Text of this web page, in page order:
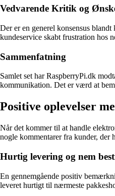
Vedvarende Kritik og
Der er en generel konsensus
kundeservice skabt frustration hos
Sammenfatning
Samlet set har RaspberryPi.dk
kommunikation. Det er værd at
Positive oplevelser
Når det kommer til at handle
nogle kommentarer fra kunder, der
Hurtig levering og nem
En gennemgående positiv
leveret hurtigt til nærmeste